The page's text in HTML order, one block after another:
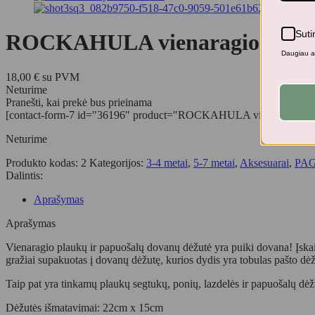
ROCKAHULA vienaragio
18,00 € su PVM
Neturime
Pranešti, kai prekė bus prieinama
[contact-form-7 id="36196" product="ROCKAHULA vienaragio
Neturime
Produkto kodas: 2 Kategorijos: 3-4 metai, 5-7 metai, Aksesuarai,
Dalintis:
Aprašymas
Aprašymas
Vienaragio plaukų ir papuošalų dovanų dėžutė yra puiki dovana!
gražiai supakuotas į dovanų dėžutę, kurios dydis yra tobulas pašto
Taip pat yra tinkamų plaukų segtukų, ponių, lazdelės ir papuošalų
Dėžutės išmatavimai: 22cm x 15cm
Daugiau